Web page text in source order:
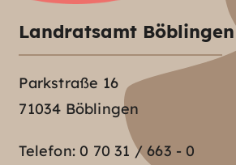
Landratsamt Böblingen
Parkstraße 16
71034 Böblingen
Telefon:0 70 31 / 663 - 0